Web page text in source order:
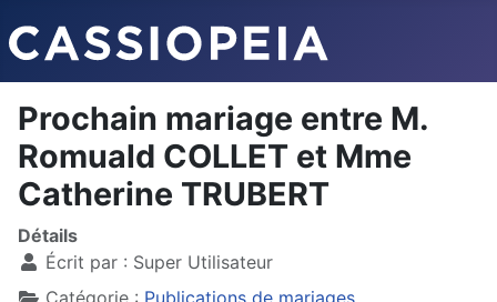
Prochain mariage entre M.
Romuald COLLET et Mme
Catherine TRUBERT
Détails
Écrit par : Super Utilisateur
Catégorie : Publications de mariages